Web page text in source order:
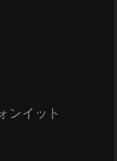
ンイット